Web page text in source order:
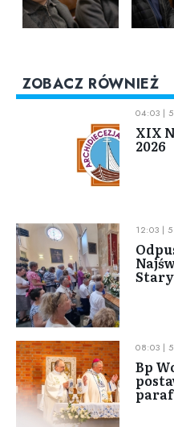
ZOBACZ RÓWNIEŻ
04:03 |
XIX
2026
12:03 |
08:03 |
Bp